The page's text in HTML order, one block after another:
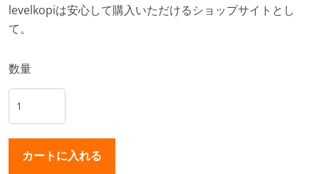
levelkopiは安心して購入いただけるショップサイトとし
て。
数量